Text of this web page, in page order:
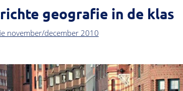
geografie in de klas
november/december 2010